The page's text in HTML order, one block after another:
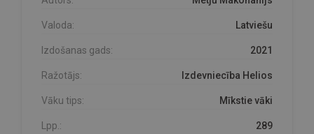
Valoda: Latviešu
Izdošanas gads: 2021
Ražotājs: Izdevniecība Helios
Vāku tips: Mīkstie vāki
Lpp.: 289